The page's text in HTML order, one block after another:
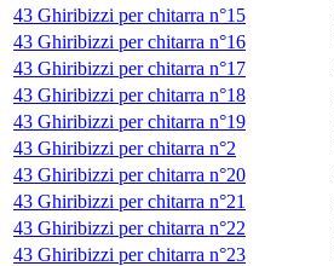
43 Ghiribizzi per chitarra n°15
43 Ghiribizzi per chitarra n°16
43 Ghiribizzi per chitarra n°17
43 Ghiribizzi per chitarra n°18
43 Ghiribizzi per chitarra n°19
43 Ghiribizzi per chitarra n°2
43 Ghiribizzi per chitarra n°20
43 Ghiribizzi per chitarra n°21
43 Ghiribizzi per chitarra n°22
43 Ghiribizzi per chitarra n°23